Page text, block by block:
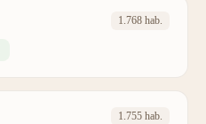
1.768 hab.
1.755 hab.